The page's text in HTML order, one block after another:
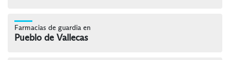
Farmacias de guardia en
Pueblo de Vallecas